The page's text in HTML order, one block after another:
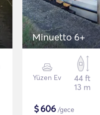
Minuetto 6+
Yüzen Ev
44 ft
13 m
$606/gece